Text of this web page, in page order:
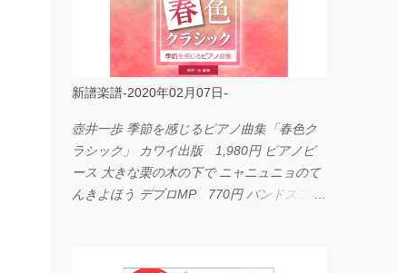
新譜楽譜-2020年02月07日-
壺井一歩 季節を感じるピアノ曲集「春色ク
ラシック」 カワイ出版 1,980円 ピアノピ
ース 大きな栗の木の下で ニャニュニョのて
んきよほう デプロMP 770円 バンドスコア